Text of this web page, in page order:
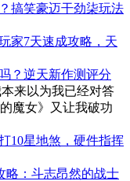
搞笑豪迈干劲柒玩法
家7天速成攻略，天
？逆天新作测评分
来以为我已经对答
魔女》又让我破功
10星地煞，硬件指挥
略：斗志昂然的战士